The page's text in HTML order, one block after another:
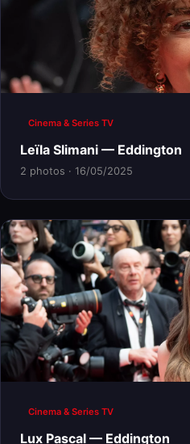
Cinema & Series TV
Leïla Slimani — Eddington
2 photos · 16/05/2025
Cinema & Series TV
Lux Pascal — Eddington